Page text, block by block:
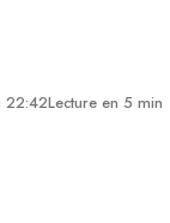
22:42Lecture en 5 min